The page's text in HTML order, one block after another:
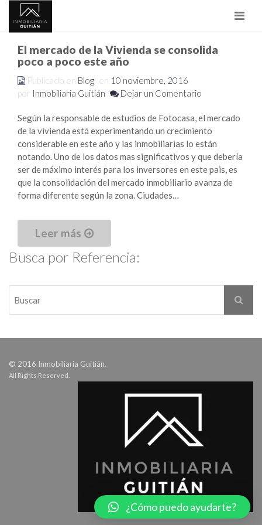
El mercado de la Vivienda se consolida
poco a poco este año
Publicado en Blog en 10 noviembre, 2016
por Inmobiliaria Guitián Dejar un Comentario
Según la responsable de estudios de Fotocasa, el mercado
de la vivienda está experimentando un crecimiento
considerable en este año y las inmobiliarias lo están
notando. Uno de los datos mas significativos y que debería
ser de máximo interés para los inversores en este pais, es
que la consolidación del mercado inmobiliario avanza de
forma diferente según la zona. Ciudades…
Leer más
Busca por Referencia:
© 2016 Inmobiliaria Guitián.
All Rights Reserved.
¿Cómo puedo ayudarte?